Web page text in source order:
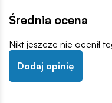
Średnia ocena
Nikt jeszcze nie ocenił
Dodaj opinię